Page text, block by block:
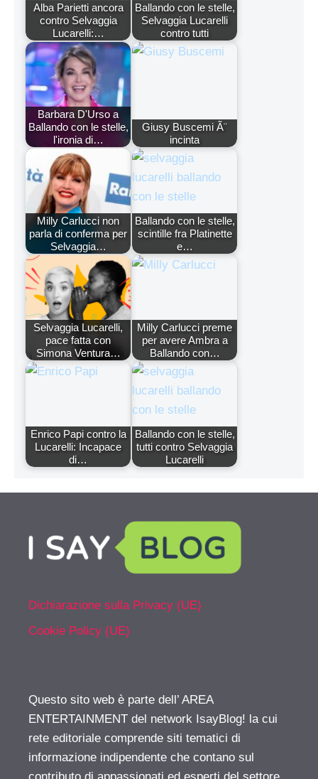
Alba Parietti ancora
contro Selvaggia
Lucarelli:…
Ballando con le stelle,
Selvaggia Lucarelli
contro tutti
Barbara D'Urso a
Ballando con le stelle,
l'ironia di…
Giusy Buscemi Ã¨
incinta
Milly Carlucci non
parla di conferma per
Selvaggia…
Ballando con le stelle,
scintille fra Platinette
e…
Selvaggia Lucarelli,
pace fatta con
Simona Ventura…
Milly Carlucci preme
per avere Ambra a
Ballando con…
Enrico Papi contro la
Lucarelli: Incapace
di…
Ballando con le stelle,
tutti contro Selvaggia
Lucarelli
Dichiarazione sulla Privacy (UE)
Cookie Policy (UE)
Questo sito web è parte dell’ AREA
ENTERTAINMENT del network IsayBlog! la cui
rete editoriale comprende siti tematici di
informazione indipendente che contano sul
contributo di appassionati ed esperti del settore.